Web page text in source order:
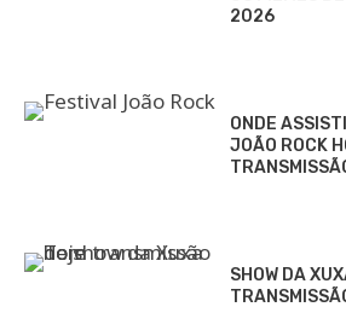
2026
ONDE
JOÃO ROCK
SHOW DA